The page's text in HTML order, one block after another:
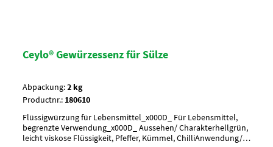
Ceylo® Gewürzessenz für Sülze
Abpackung:2 kg
Productnr.: 180610
Flüssigwürzung für Lebensmittel_x000D_ Für Lebensmittel,
begrenzte Verwendung_x000D_ Aussehen/ Charakterhellgrün,
leicht viskose Flüssigkeit, Pfeffer, Kümmel, ChilliAnwendung/ g